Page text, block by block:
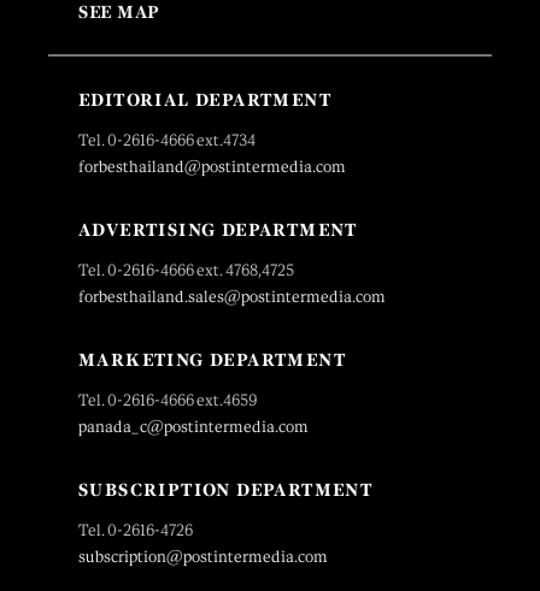
SEE MAP
EDITORIAL DEPARTMENT
Tel. 0-2616-4666 ext.4734
forbesthailand@postintermedia.com
ADVERTISING DEPARTMENT
Tel. 0-2616-4666 ext. 4768,4725
forbesthailand.sales@postintermedia.com
MARKETING DEPARTMENT
Tel. 0-2616-4666 ext.4659
panada_c@postintermedia.com
SUBSCRIPTION DEPARTMENT
Tel. 0-2616-4726
subscription@postintermedia.com